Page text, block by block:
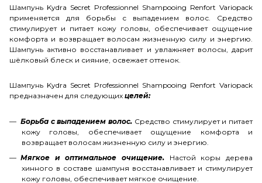
Шампунь Kydra Secret Professionnel Shampooing Renfort Variopack
применяется для борьбы с выпадением волос. Средство
стимулирует и питает кожу головы, обеспечивает ощущение
комфорта и возвращает волосам жизненную силу и энергию.
Шампунь активно восстанавливает и увлажняет волосы, дарит
шёлковый блеск и сияние, освежает оттенок.
Шампунь Kydra Secret Professionnel Shampooing Renfort Variopack
предназначен для следующих целей:
Борьба с выпадением волос. Средство стимулирует и питает
кожу головы, обеспечивает ощущение комфорта и
возвращает волосам жизненную силу и энергию.
Мягкое и оптимальное очищение. Настой коры дерева
хинного в составе шампуня восстанавливает и стимулирует
кожу головы, обеспечивает мягкое очищение.